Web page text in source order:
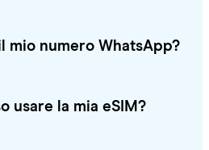
mio numero WhatsApp?
usare la mia eSIM?